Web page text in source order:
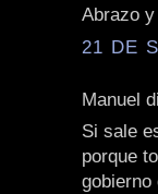
Abrazo
21 DE
Manuel
Si sale
porque